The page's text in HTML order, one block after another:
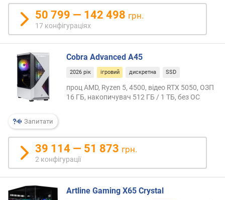
о
д
е
ш
в
и
х
з
в
і
г
а
м
50 799 — 142 498 грн.
17 конфігураціях
Запитати
Cobra Advanced A45
2026 рік ігровий дискретна SSD
проц AMD, Ryzen 5, 4500, відео RTX 5050, ОЗП
16 ГБ, накопичувач 512 ГБ / 1 ТБ, без ОС
39 114 — 51 873 грн.
2 конфігурації
Artline Gaming X65 Crystal